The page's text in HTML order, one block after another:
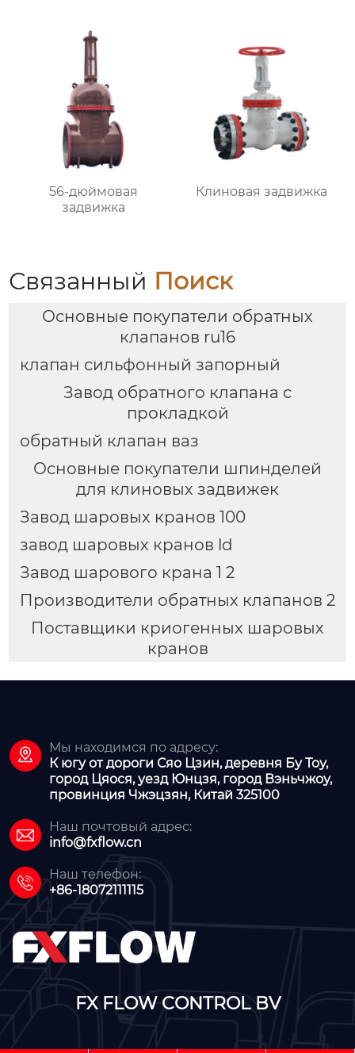
56-дюймовая
задвижка
Клиновая задвижка
Связанный Поиск
Основные покупатели обратных
клапанов ru16
клапан сильфонный запорный
Завод обратного клапана с
прокладкой
обратный клапан ваз
Основные покупатели шпинделей
для клиновых задвижек
Завод шаровых кранов 100
завод шаровых кранов ld
Завод шарового крана 1 2
Производители обратных клапанов 2
Поставщики криогенных шаровых
кранов

Мы находимся по адресу:
К югу от дороги Сяо Цзин, деревня Бу Тоу,
город Цяося, уезд Юнцзя, город Вэньчжоу,
провинция Чжэцзян, Китай 325100

Наш почтовый адрес:
info@fxflow.cn

Наш телефон:
+86-18072111115
FX FLOW CONTROL BV